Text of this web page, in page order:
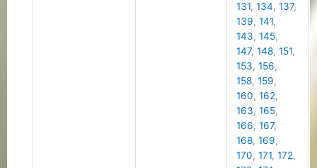
131,134,137,
139,141,
143,145,
147,148,151,
153,156,
158,159,
160,162,
163,165,
166,167,
168,169,
170,171,172,